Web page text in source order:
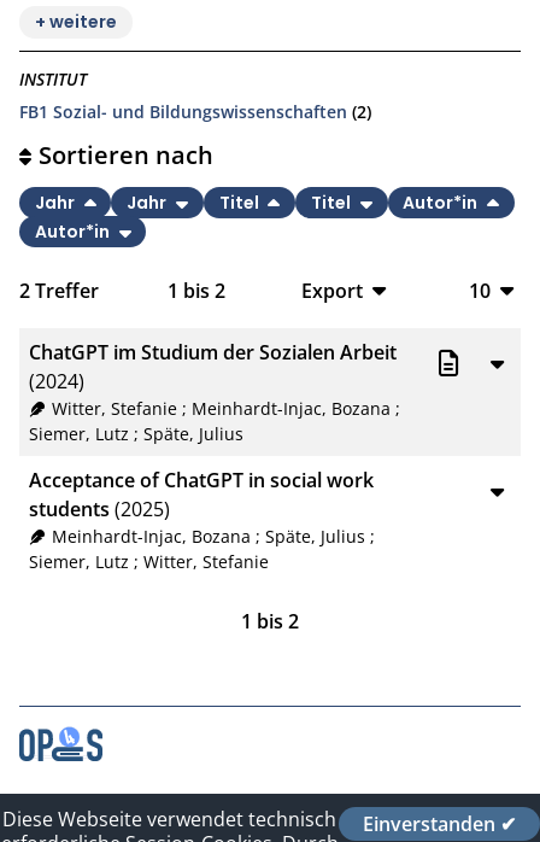
+ weitere
INSTITUT
FB1 Sozial- und Bildungswissenschaften (2)
2Treffer 1 bis 2
Export
XML
10
20
Sortieren nach
Jahr Jahr Titel Titel
Autor*in
Autor*in
ChatGPT im Studium der Sozialen Arbeit
(2024)
Witter, Stefanie; Meinhardt-Injac, Bozana ;
Siemer, Lutz ; Späte, Julius
Acceptance of ChatGPT in social work
students (2025)
Meinhardt-Injac, Bozana ; Späte, Julius ;
Siemer, Lutz ; Witter, Stefanie
1 bis 2
Kontakt
Impressum
Einverstanden ✔
Diese Webseite verwendet technisch